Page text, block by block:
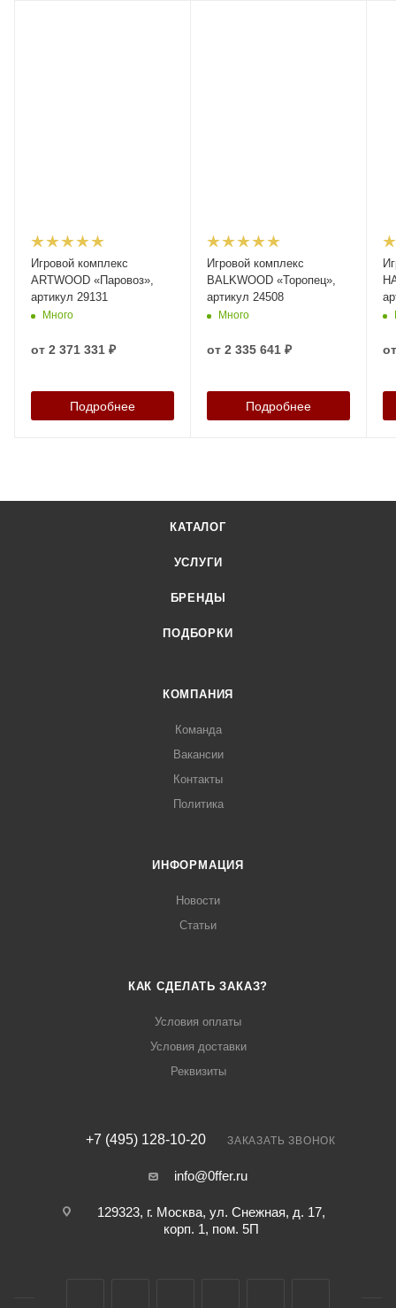
Игровой комплекс
ARTWOOD «Паровоз»,
артикул 29131
Много
от 2 371 331 ₽
Подробнее
Игровой комплекс
BALKWOOD «Торопец»,
артикул 24508
Много
от 2 335 641 ₽
Подробнее
КАТАЛОГ
УСЛУГИ
БРЕНДЫ
ПОДБОРКИ
КОМПАНИЯ
Команда
Вакансии
Контакты
Политика
ИНФОРМАЦИЯ
Новости
Статьи
КАК СДЕЛАТЬ ЗАКАЗ?
Условия оплаты
Условия доставки
Реквизиты
+7 (495) 128-10-20 ЗАКАЗАТЬ ЗВОНОК
info@0ffer.ru
129323, г. Москва, ул. Снежная, д. 17,
корп. 1, пом. 5П